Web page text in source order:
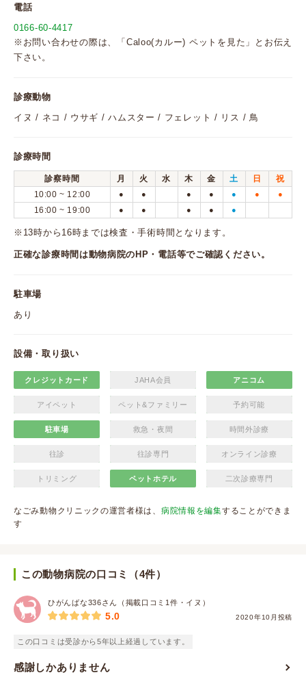
電話
0166-60-4417
※お問い合わせの際は、「Caloo(カルー) ペットを見た」とお伝え
下さい。
診療動物
イヌ / ネコ / ウサギ / ハムスター / フェレット / リス / 鳥
診療時間
診察時間 月 火 水 木 金 土 日
祝
10:00 ~ 12:00
● ● ● ● ● ● ●
16:00 ~ 19:00 ● ● ● ● ●
※13時から16時までは検査・手術時間となります。
正確な診療時間は動物病院のHP・電話等でご確認ください。
駐車場
あり
設備・取り扱い
クレジットカード JAHA会員 アニコム
アイペット ペット&ファミリー 予約可能
駐車場 救急・夜間 時間外診療
往診 往診専門 オンライン診療
トリミング ペットホテル 二次診療専門
なごみ動物クリニックの運営者様は、 病院情報を編集することができま
す
この動物病院の口コミ（4件）
ひがんばな336さん（掲載口コミ1件・イヌ）
2020年10月投稿
5.0
この口コミは受診から5年以上経過しています。
感謝しかありません